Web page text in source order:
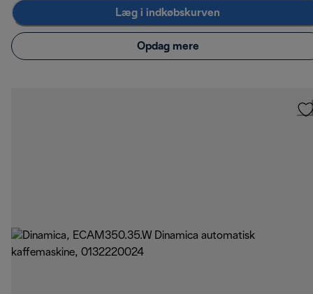
Læg i indkøbskurven
Opdag mere